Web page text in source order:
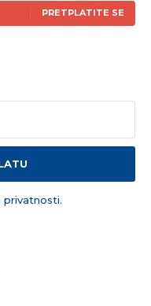
PRETPLATITE SE
privatnosti.